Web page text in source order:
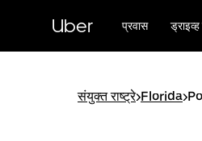
Uber प्रवास
संयुक्त राष्ट्रे>Florida>